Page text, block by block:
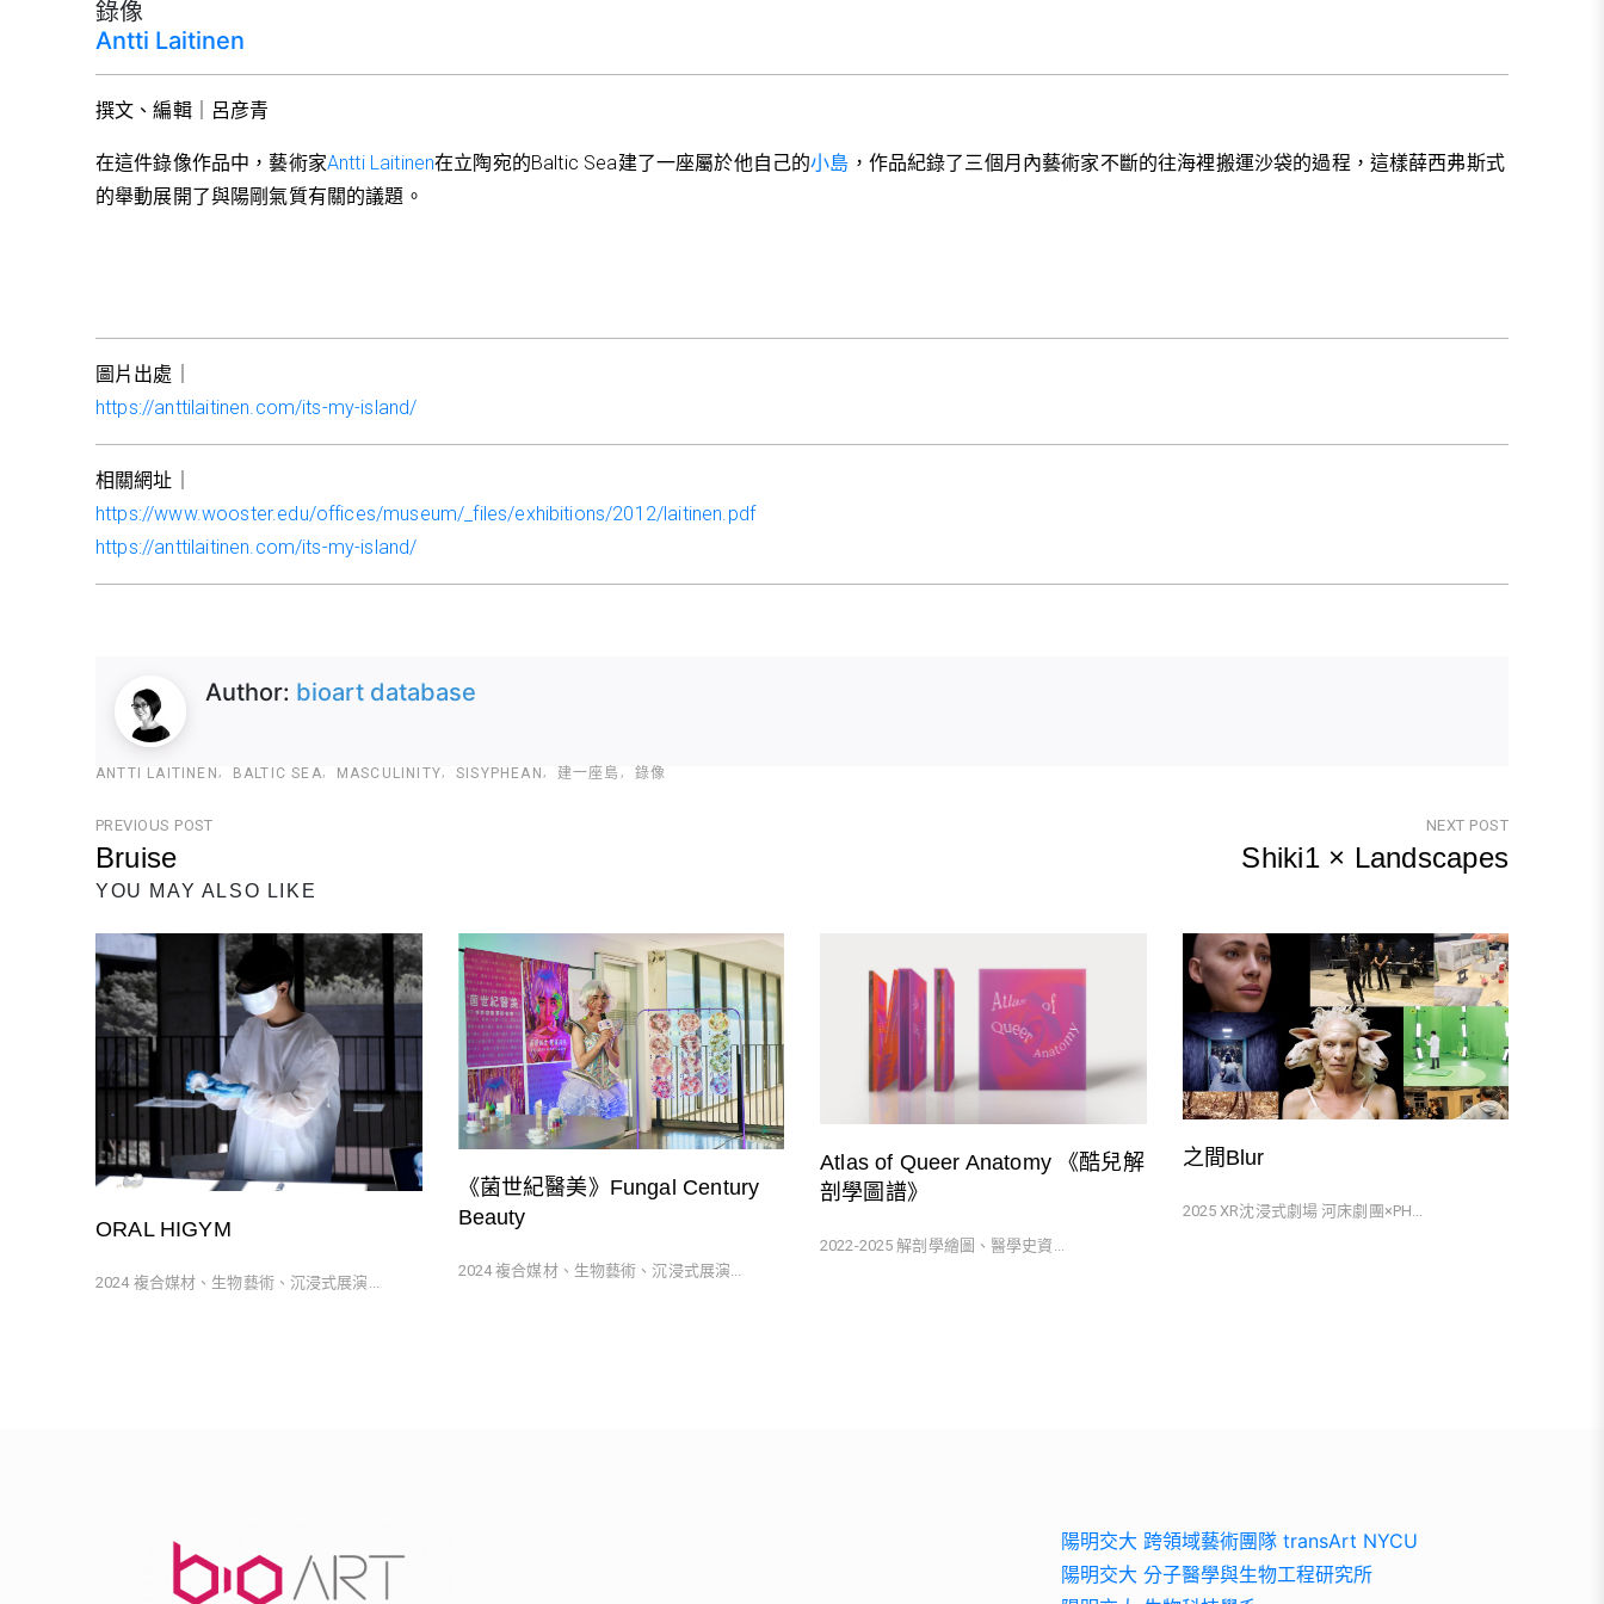
錄像
Antti Laitinen
撰文、編輯｜呂彦青
在這件錄像作品中，藝術家Antti Laitinen在立陶宛的Baltic Sea建了一座屬於他自己的小島 ，作品紀錄了三個月內藝術家不斷的往海裡搬運沙袋的過程，這樣薛西弗斯式
的舉動展開了與陽剛氣質有關的議題。
圖片出處｜
https://anttilaitinen.com/its-my-island/
相關網址｜
https://www.wooster.edu/offices/museum/_files/exhibitions/2012/laitinen.pdf
https://anttilaitinen.com/its-my-island/
Author: bioart database
ANTTI LAITINEN BALTIC SEA MASCULINITY SISYPHEAN 建一座島 錄像
文
章
覽
PREVIOUS POST
Bruise
Previous
NEXT POST
Shiki1 × Landscapes
YOU MAY ALSO LIKE
ORAL HIGYM
2024 複合媒材、生物藝術、沉浸式展演...
《菌世紀醫美》Fungal Century
Beauty
2024 複合媒材、生物藝術、沉浸式展演...
Atlas of Queer Anatomy 《酷兒解
剖學圖譜》
2022-2025 解剖學繪圖、醫學史資...
之間Blur
2025 XR沈浸式劇場 河床劇團×PH...
陽明交大 跨領域藝術團隊 transArt NYCU
陽明交大 分子醫學與生物工程研究所